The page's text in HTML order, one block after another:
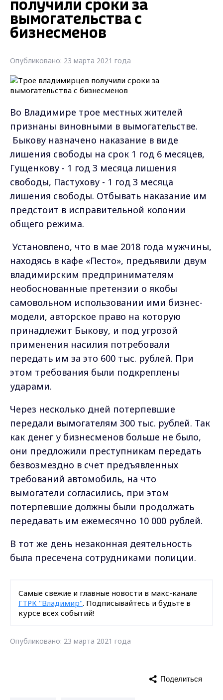
получили сроки за
вымогательства с
бизнесменов
Опубликовано: 23 марта 2021 года
Во Владимире трое местных жителей
признаны виновными в вымогательстве.
Быкову назначено наказание в виде
лишения свободы на срок 1 год 6 месяцев,
Гущенкову - 1 год 3 месяца лишения
свободы, Пастухову - 1 год 3 месяца
лишения свободы. Отбывать наказание им
предстоит в исправительной колонии
общего режима.
Установлено, что в мае 2018 года мужчины,
находясь в кафе «Песто», предъявили двум
владимирским предпринимателям
необоснованные претензии о якобы
самовольном использовании ими бизнес-
модели, авторское право на которую
принадлежит Быкову, и под угрозой
применения насилия потребовали
передать им за это 600 тыс. рублей. При
этом требования были подкреплены
ударами.
Через несколько дней потерпевшие
передали вымогателям 300 тыс. рублей. Так
как денег у бизнесменов больше не было,
они предложили преступникам передать
безвозмездно в счет предъявленных
требований автомобиль, на что
вымогатели согласились, при этом
потерпевшие должны были продолжать
передавать им ежемесячно 10 000 рублей.
В тот же день незаконная деятельность
была пресечена сотрудниками полиции.
Самые свежие и главные новости в макс-канале
ГТРК "Владимир". Подписывайтесь и будьте в
курсе всех событий!
Опубликовано: 23 марта 2021 года
Поделиться